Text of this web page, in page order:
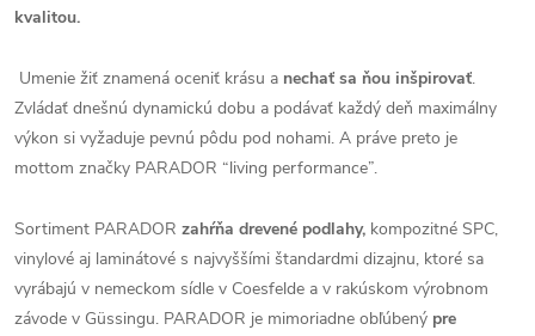
kvalitou.
Umenie žiť znamená oceniť krásu a nechať sa ňou inšpirovať.
Zvládať dnešnú dynamickú dobu a podávať každý deň maximálny
výkon si vyžaduje pevnú pôdu pod nohami. A práve preto je
mottom značky PARADOR “living performance”.
Sortiment PARADOR zahŕňa drevené podlahy, kompozitné SPC,
vinylové aj laminátové s najvyššími štandardmi dizajnu, ktoré sa
vyrábajú v nemeckom sídle v Coesfelde a v rakúskom výrobnom
závode v Güssingu. PARADOR je mimoriadne obľúbený pre